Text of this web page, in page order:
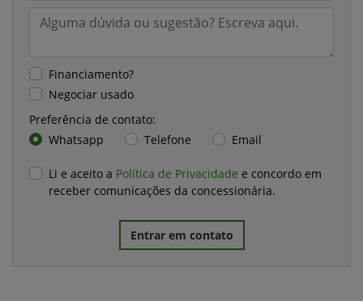
Financiamento?
Negociar usado
Preferência de contato:
Whatsapp
Telefone Email
Li e aceito a Política de Privacidade e concordo em
receber comunicações da concessionária.
Entrar em contato